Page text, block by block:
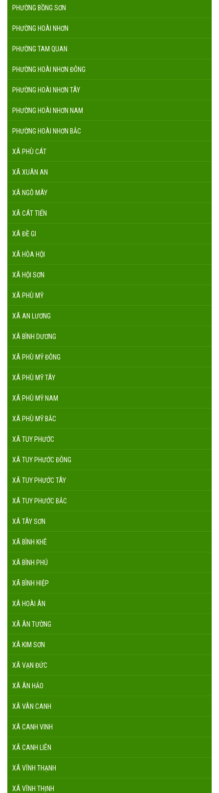
PHƯỜNG BỒNG SƠN
PHƯỜNG HOÀI NHƠN
PHƯỜNG TAM QUAN
PHƯỜNG HOÀI NHƠN ĐÔNG
PHƯỜNG HOÀI NHƠN TÂY
PHƯỜNG HOÀI NHƠN NAM
PHƯỜNG HOÀI NHƠN BẮC
XÃ PHÙ CÁT
XÃ XUÂN AN
XÃ NGÔ MÂY
XÃ CÁT TIẾN
XÃ ĐỀ GI
XÃ HÒA HỘI
XÃ HỘI SƠN
XÃ PHÙ MỸ
XÃ AN LƯƠNG
XÃ BÌNH DƯƠNG
XÃ PHÙ MỸ ĐÔNG
XÃ PHÙ MỸ TÂY
XÃ PHÙ MỸ NAM
XÃ PHÙ MỸ BẮC
XÃ TUY PHƯỚC
XÃ TUY PHƯỚC ĐÔNG
XÃ TUY PHƯỚC TÂY
XÃ TUY PHƯỚC BẮC
XÃ TÂY SƠN
XÃ BÌNH KHÊ
XÃ BÌNH PHÚ
XÃ BÌNH HIỆP
XÃ HOÀI ÂN
XÃ ÂN TƯỜNG
XÃ KIM SƠN
XÃ VẠN ĐỨC
XÃ ÂN HẢO
XÃ VÂN CANH
XÃ CANH VINH
XÃ CANH LIÊN
XÃ VĨNH THẠNH
XÃ VĨNH THỊNH